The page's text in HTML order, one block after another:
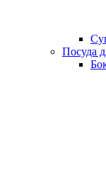
Посуда